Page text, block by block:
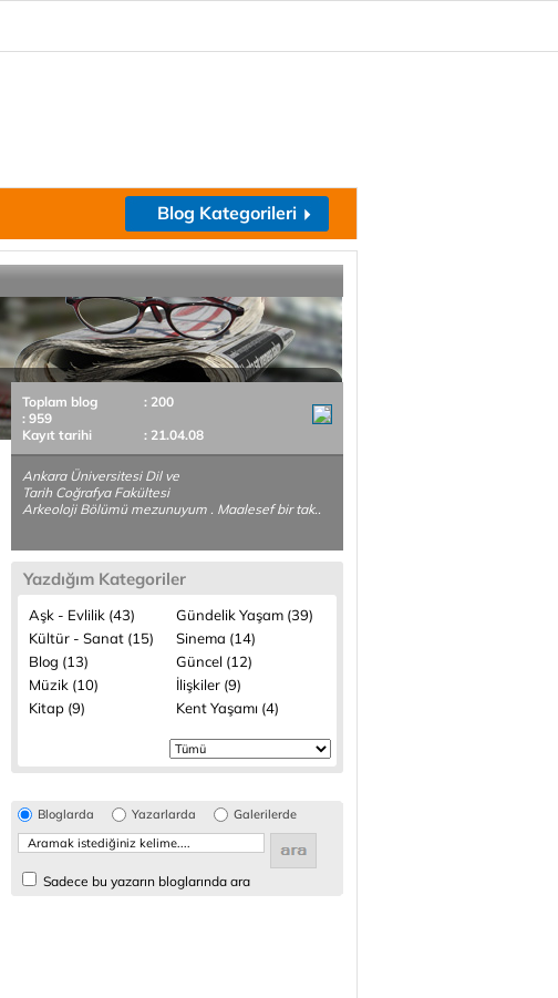
Blog Kategorileri
Toplam blog
: 200
: 959
Kayıt tarihi
: 21.04.08
Ankara Üniversitesi Dil ve
Tarih Coğrafya Fakültesi
Arkeoloji Bölümü mezunuyum . Maalesef bir tak..
Yazdığım Kategoriler
Aşk - Evlilik (43)
Gündelik Yaşam (39)
Kültür - Sanat (15)
Sinema (14)
Blog (13)
Güncel (12)
Müzik (10)
İlişkiler (9)
Kitap (9)
Kent Yaşamı (4)
Bloglarda Yazarlarda Galerilerde
Sadece bu yazarın bloglarında ara